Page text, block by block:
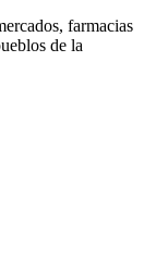
farmacias
de la